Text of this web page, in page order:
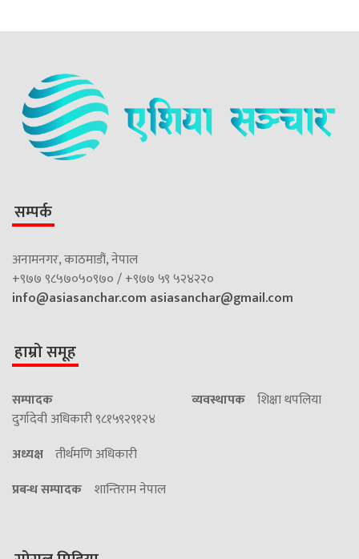
सम्पर्क
अनामनगर, काठमाडौं, नेपाल
+९७७ ९८५७०५०९७० / +९७७ ५९ ५२४२२०
info@asiasanchar.com asiasanchar@gmail.com
हाम्रो समूह
सम्पादक
दुर्गादेवी अधिकारी ९८१५९२९१२४
व्यवस्थापक शिक्षा थपलिया
अध्यक्ष तीर्थमणि अधिकारी
प्रबन्ध सम्पादक शान्तिराम नेपाल